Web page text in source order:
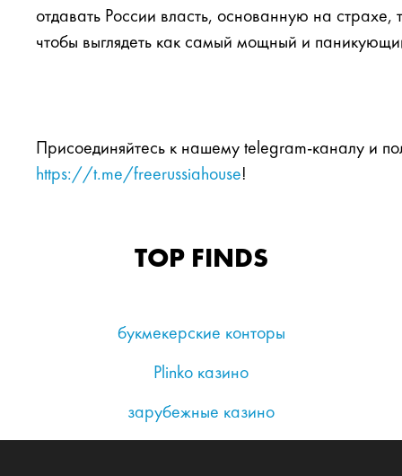
отдавать России власть, основанную на
чтобы выглядеть как самый мощный и
Присоединяйтесь к нашему telegram-каналу и
https://t.me/freerussiahouse!
TOP FINDS
букмекерские конторы
Plinko казино
зарубежные казино